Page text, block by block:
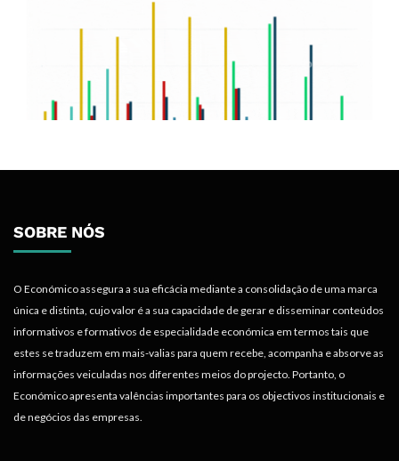
SOBRE NÓS
O Económico assegura a sua eficácia mediante a consolidação de uma marca
única e distinta, cujo valor é a sua capacidade de gerar e disseminar conteúdos
informativos e formativos de especialidade económica em termos tais que
estes se traduzem em mais-valias para quem recebe, acompanha e absorve as
informações veiculadas nos diferentes meios do projecto. Portanto, o
Económico apresenta valências importantes para os objectivos institucionais e
de negócios das empresas.